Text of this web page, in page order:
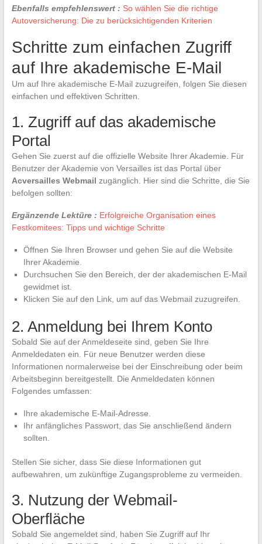
Ebenfalls empfehlenswert : So wählen Sie die richtige
Autoversicherung: Die zu berücksichtigenden Kriterien
Schritte zum einfachen Zugriff
auf Ihre akademische E-Mail
Um auf Ihre akademische E-Mail zuzugreifen, folgen Sie diesen
einfachen und effektiven Schritten.
1. Zugriff auf das akademische
Portal
Gehen Sie zuerst auf die offizielle Website Ihrer Akademie. Für
Benutzer der Akademie von Versailles ist das Portal über
Acversailles Webmail zugänglich. Hier sind die Schritte, die Sie
befolgen sollten:
Ergänzende Lektüre : Erfolgreiche Organisation eines
Festkomitees: Tipps und wichtige Schritte
Öffnen Sie Ihren Browser und gehen Sie auf die Website
Ihrer Akademie.
Durchsuchen Sie den Bereich, der der akademischen E-Mail
gewidmet ist.
Klicken Sie auf den Link, um auf das Webmail zuzugreifen.
2. Anmeldung bei Ihrem Konto
Sobald Sie auf der Anmeldeseite sind, geben Sie Ihre
Anmeldedaten ein. Für neue Benutzer werden diese
Informationen normalerweise bei der Einschreibung oder beim
Arbeitsbeginn bereitgestellt. Die Anmeldedaten können
Folgendes umfassen:
Ihre akademische E-Mail-Adresse.
Ihr anfängliches Passwort, das Sie anschließend ändern
sollten.
Stellen Sie sicher, dass Sie diese Informationen gut
aufbewahren, um zukünftige Zugangsprobleme zu vermeiden.
3. Nutzung der Webmail-
Oberfläche
Sobald Sie angemeldet sind, haben Sie Zugriff auf Ihr